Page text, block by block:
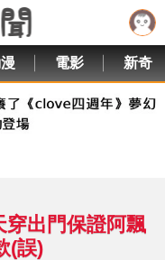
電影 新奇
穿出門保證阿飄
(誤)